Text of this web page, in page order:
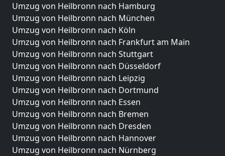
Umzug von Heilbronn nach Hamburg
Umzug von Heilbronn nach München
Umzug von Heilbronn nach Köln
Umzug von Heilbronn nach Frankfurt am Main
Umzug von Heilbronn nach Stuttgart
Umzug von Heilbronn nach Düsseldorf
Umzug von Heilbronn nach Leipzig
Umzug von Heilbronn nach Dortmund
Umzug von Heilbronn nach Essen
Umzug von Heilbronn nach Bremen
Umzug von Heilbronn nach Dresden
Umzug von Heilbronn nach Hannover
Umzug von Heilbronn nach Nürnberg